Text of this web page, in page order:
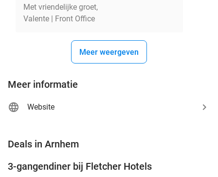
Met vriendelijke groet,
Valente | Front Office
Meer weergeven
Meer informatie
Website
Deals in Arnhem
3-gangendiner bij Fletcher Hotels